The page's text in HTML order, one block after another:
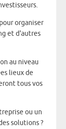
organiser
et d'autres
au niveau
lieux de
tous vos
ou un
solutions ?